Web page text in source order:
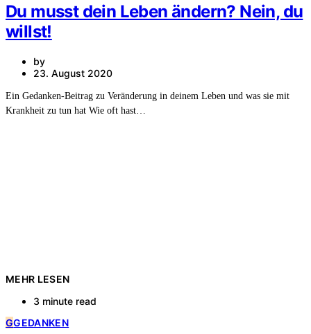
Du musst dein Leben ändern? Nein, du
willst!
by
23. August 2020
Ein Gedanken-Beitrag zu Veränderung in deinem Leben und was sie mit
Krankheit zu tun hat Wie oft hast…
MEHR LESEN
3 minute read
GGEDANKEN